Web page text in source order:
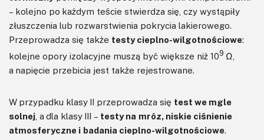
– kolejno po każdym teście stwierdza się, czy wystąpiły
złuszczenia lub rozwarstwienia pokrycia lakierowego.
Przeprowadza się także testy cieplno-wilgotnościowe:
kolejne opory izolacyjne muszą być większe niż 109 Ω,
a napięcie przebicia jest także rejestrowane.
W przypadku klasy II przeprowadza się test we mgle
solnej , a dla klasy III – testy na mróz, niskie ciśnienie
atmosferyczne i badania cieplno-wilgotnościowe.